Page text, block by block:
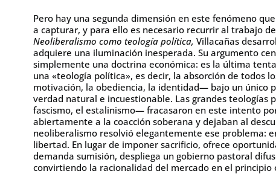
Pero hay una segunda dimensión en este fenómeno
a capturar, y para ello es necesario recurrir al trabajo de
Neoliberalismo como teología política, Villacañas
adquiere una iluminación inesperada. Su argumento
simplemente una doctrina económica: es la última
una «teología política», es decir, la absorción de todos
motivación, la obediencia, la identidad— bajo un único
verdad natural e incuestionable. Las grandes teologías
fascismo, el estalinismo— fracasaron en este intento
abiertamente a la coacción soberana y dejaban al
neoliberalismo resolvió elegantemente ese problema:
libertad. En lugar de imponer sacrificio, ofrece
demanda sumisión, despliega un gobierno pastoral
convirtiendo la racionalidad del mercado en el